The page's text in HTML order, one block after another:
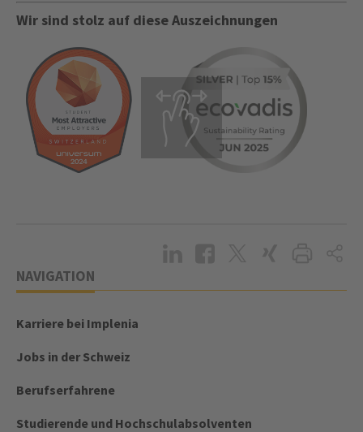
Wir sind stolz auf diese Auszeichnungen
NAVIGATION
Karriere bei Implenia
Jobs in der Schweiz
Berufserfahrene
Studierende und Hochschulabsolventen